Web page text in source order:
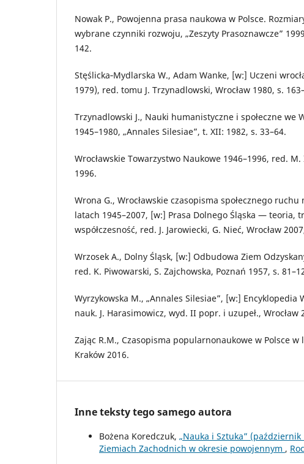
Nowak P., Powojenna prasa naukowa w Polsce.
wybrane czynniki rozwoju, „Zeszyty Prasoznawcze”
142.
Stęślicka‑Mydlarska W., Adam Wanke, [w:] Uczeni
1979), red. tomu J. Trzynadlowski, Wrocław 1980, s.
Trzynadlowski J., Nauki humanistyczne i społeczne we
1945–1980, „Annales Silesiae”, t. XII: 1982, s. 33–64.
Wrocławskie Towarzystwo Naukowe 1946–1996, red.
1996.
Wrona G., Wrocławskie czasopisma społecznego ruchu
latach 1945–2007, [w:] Prasa Dolnego Śląska — teoria,
współczesność, red. J. Jarowiecki, G. Nieć, Wrocław
Wrzosek A., Dolny Śląsk, [w:] Odbudowa Ziem
red. K. Piwowarski, S. Zajchowska, Poznań 1957, s.
Wyrzykowska M., „Annales Silesiae”, [w:] Encyklopedia
nauk. J. Harasimowicz, wyd. II popr. i uzupeł., Wrocław
Zając R.M., Czasopisma popularnonaukowe w Polsce w
Kraków 2016.
Inne teksty tego samego autora
Bożena Koredczuk, „Nauka i Sztuka”
Ziemiach Zachodnich w okresie powojennym ,